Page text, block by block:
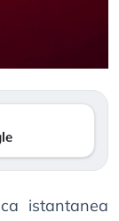
istantanea